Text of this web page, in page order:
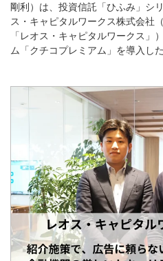
剛利）は、投資信託「ひふみ」シ
ス・キャピタルワークス株式会社
「レオス・キャピタルワークス」
ム「クチコプレミアム」を導入し